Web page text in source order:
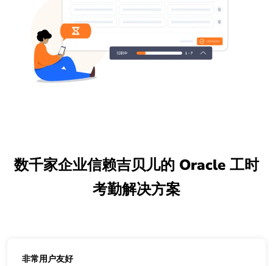
数千家企业信赖吉贝儿的 Oracle 工时
考勤解决方案
非常用户友好